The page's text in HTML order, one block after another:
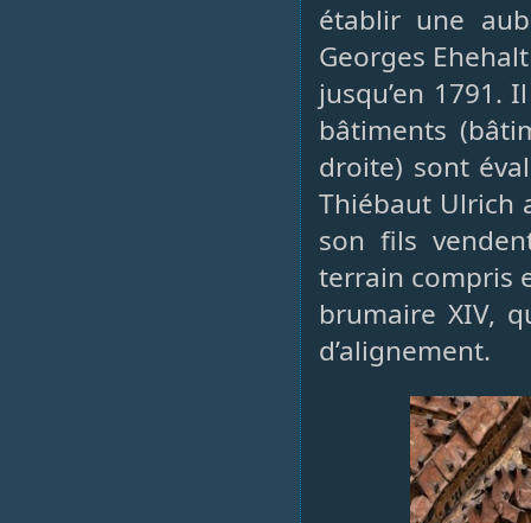
établir une
Georges
jusqu’en 1791.
bâtiments
droite) sont
Thiébaut Ulrich
son fils
terrain compris
brumaire XIV,
d’alignement.